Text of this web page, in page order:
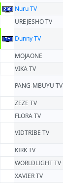
Nuru TV
UREJESHO TV
Dunny TV
MOJAONE
VIKA TV
PANG-MBUYU TV
ZEZE TV
FLORA TV
VIDTRIBE TV
KIRK TV
WORLDLIGHT TV
XAVIER TV